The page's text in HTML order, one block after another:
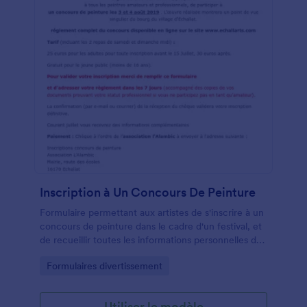
Inscription à Un Concours De Peinture
Formulaire permettant aux artistes de s'inscrire à un
concours de peinture dans le cadre d'un festival, et
de recueillir toutes les informations personnelles des
Go to Category:
Formulaires divertissement